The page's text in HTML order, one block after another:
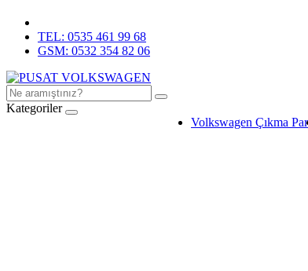
TEL: 0535 461 99 68
GSM: 0532 354 82 06
Kategoriler
Volkswagen Çıkma